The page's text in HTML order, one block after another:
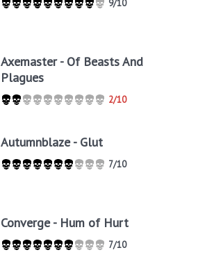
9/10
Axemaster - Of Beasts And
Plagues
2/10
Autumnblaze - Glut
7/10
Converge - Hum of Hurt
7/10